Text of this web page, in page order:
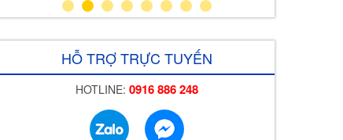
HỖ TRỢ TRỰC TUYẾN
HOTLINE: 0916 886 248